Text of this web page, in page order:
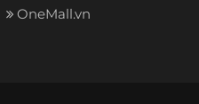
OneMall.vn